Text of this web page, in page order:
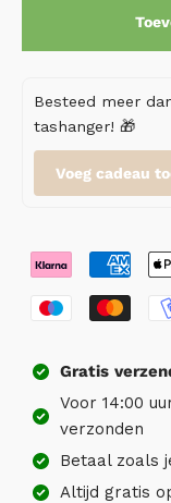
Besteed meer
tashanger! 🎁
Voeg cadeau
Gratis
Voor 14:00
verzonden
Betaal zoals
Altijd gratis